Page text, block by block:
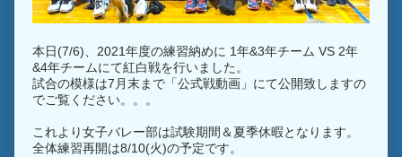
本日(7/6)、2021年度の練習納めに 1年&3年チーム VS 2年
&4年チームにて紅白戦を行いました。
試合の模様は7月末まで「公式戦動画」にて公開致しますの
でご覧ください。。。
これより女子バレー部は試験期間＆夏季休暇となります。
全体練習再開は8/10(火)の予定です。